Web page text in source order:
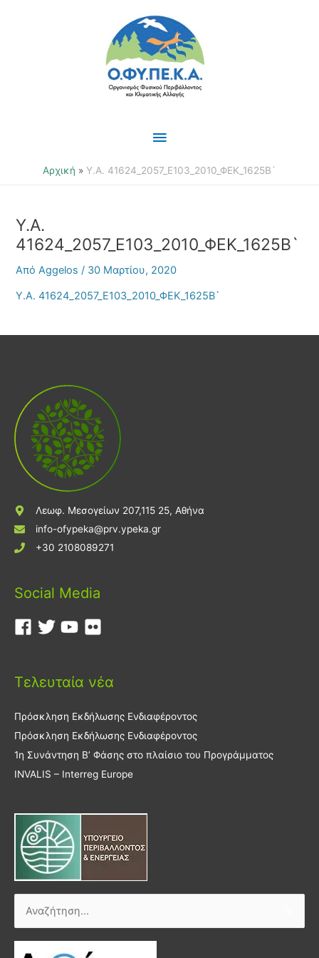
Κύριο
Μενού
Αρχική Υ.Α. 41624_2057_Ε103_2010_ΦΕΚ_1625Β`
Υ.Α.
41624_2057_Ε103_2010_ΦΕΚ_1625Β`
ΑπόAggelos/ 30 Μαρτίου, 2020
Υ.Α. 41624_2057_Ε103_2010_ΦΕΚ_1625Β`
Λεωφ. Μεσογείων 207,115 25, Αθήνα
info-ofypeka@prv.ypeka.gr
+30 2108089271
Social Media
Τελευταία νέα
Πρόσκληση Εκδήλωσης Ενδιαφέροντος
Πρόσκληση Εκδήλωσης Ενδιαφέροντος
1η Συνάντηση Β’ Φάσης στο πλαίσιο του Προγράμματος
INVALIS – Interreg Europe
Αναζήτηση